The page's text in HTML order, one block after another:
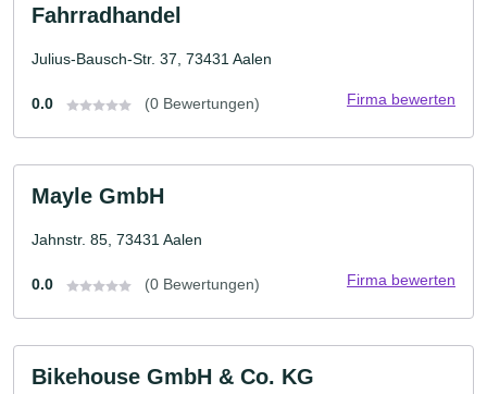
Fahrradhandel
Julius-Bausch-Str. 37, 73431 Aalen
0.0 (0 Bewertungen) Firma bewerten
Mayle GmbH
Jahnstr. 85, 73431 Aalen
0.0 (0 Bewertungen) Firma bewerten
Bikehouse GmbH & Co. KG